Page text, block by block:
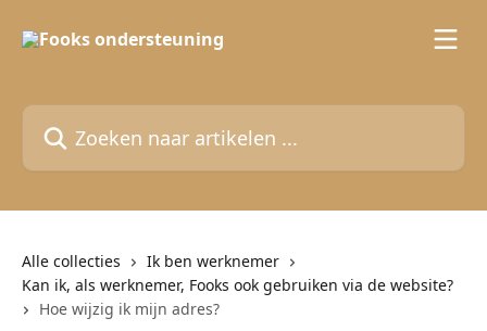
Zoeken naar artikelen ...
Alle collecties
Ik ben werknemer
Kan ik, als werknemer, Fooks ook gebruiken via de website?
Hoe wijzig ik mijn adres?